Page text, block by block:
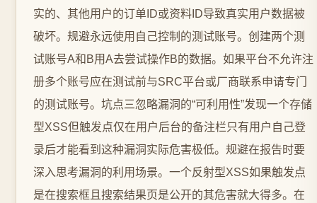
实的、其他用户的订单ID或资料ID导致真实用户数据被
破坏。规避永远使用自己控制的测试账号。创建两个测
试账号A和B用A去尝试操作B的数据。如果平台不允许注
册多个账号应在测试前与SRC平台或厂商联系申请专门
的测试账号。坑点三忽略漏洞的“可利用性”发现一个存储
型XSS但触发点仅在用户后台的备注栏只有用户自己登
录后才能看到这种漏洞实际危害极低。规避在报告时要
深入思考漏洞的利用场景。一个反射型XSS如果触发点
是在搜索框且搜索结果页是公开的其危害就大得多。在